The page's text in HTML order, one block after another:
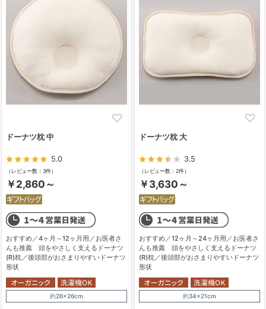
ドーナツ枕 中
5.0
（レビュー数：3件）
￥2,860～
おすすめ／4ヶ月～12ヶ月用／お医者さ
んも推薦 頭をやさしく支えるドーナツ
(R)枕／後頭部がおさまりやすいドーナツ
形状
約26×26cm
ドーナツ枕 大
3.5
（レビュー数：2件）
￥3,630～
おすすめ／12ヶ月～24ヶ月用／お医者さ
んも推薦 頭をやさしく支えるドーナツ
(R)枕／後頭部がおさまりやすいドーナツ
形状
約34×21cm